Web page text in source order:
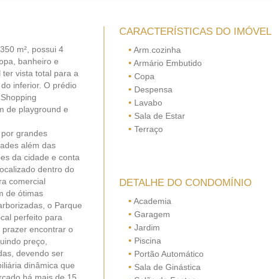
m², possui 4
banheiro e
vista total para a
inferior. O prédio
de playground e
grandes
além das
da cidade e conta
dentro do
comercial
de ótimas
o Parque
perfeito para
encontrar o
preço,
devendo ser
dinâmica que
há mais de 15
CARACTERÍSTICAS DO IMÓVEL
• Arm.cozinha
• Armário Embutido
• Copa
• Despensa
• Lavabo
• Sala de Estar
• Terraço
DETALHE DO CONDOMÍNIO
• Academia
• Garagem
• Jardim
• Piscina
• Portão Automático
• Sala de Ginástica